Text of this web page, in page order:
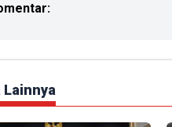
Lainnya